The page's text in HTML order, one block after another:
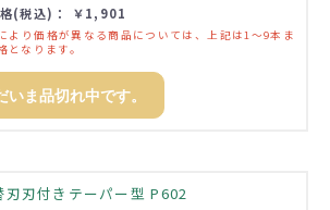
格(税込)： ￥1,901
より価格が異なる商品については、上記は1～9本ま
となります。
いま品切れ中です。
刃刃付きテーパー型 P602